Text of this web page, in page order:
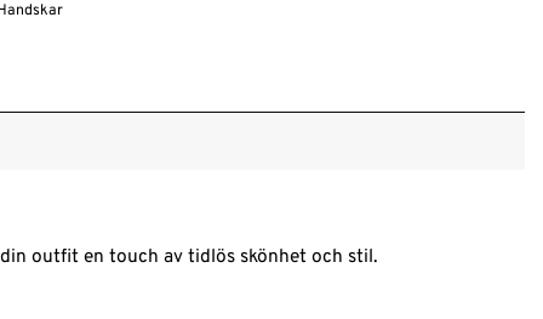
outfit en touch av tidlös skönhet och stil.